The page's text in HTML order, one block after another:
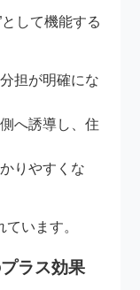
して機能する
担が明確にな
へ誘導し、住
りやすくな
います。
ラス効果